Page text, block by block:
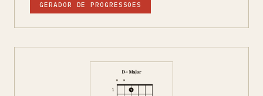
GERADOR DE PROGRESSOES